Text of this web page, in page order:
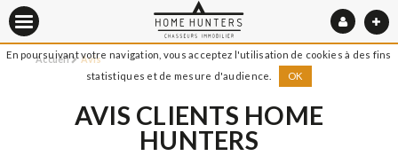
En poursuivant votre navigation, vous acceptez l'utilisation de cookies à des fins
statistiques et de mesure d'audience.
OK
Accueil Avis
AVIS CLIENTS HOME
HUNTERS